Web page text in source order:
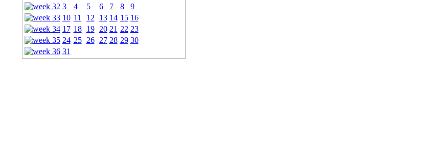
3
4 5 6 7 8
9
10 11 12 13 14 15 16
17 18 19 20 21 22 23
24 25 26 27 28 29 30
31